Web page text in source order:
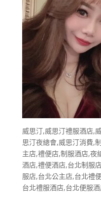
威思汀,威思汀禮服酒店,
思汀夜總會,威思汀消費,
主店,禮便店,制服酒店,夜
酒店,禮便酒店,台北制服
服店,台北公主店,台北禮
台北禮服酒店,台北便服